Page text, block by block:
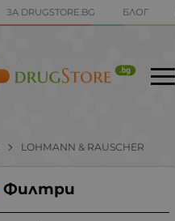
ЗА DRUGSTORE.BG БЛОГ
LOHMANN & RAUSCHER
Филтри